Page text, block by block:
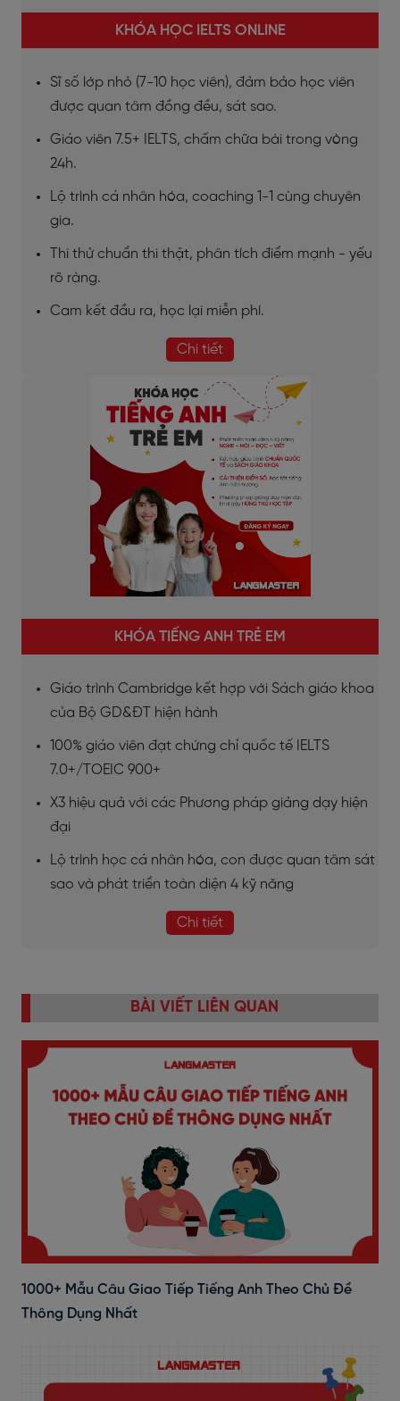
KHÓA HỌC IELTS ONLINE
Sĩ số lớp nhỏ (7-10 học viên), đảm bảo học viên
được quan tâm đồng đều, sát sao.
Giáo viên 7.5+ IELTS, chấm chữa bài trong vòng
24h.
Lộ trình cá nhân hóa, coaching 1-1 cùng chuyên
gia.
Thi thử chuẩn thi thật, phân tích điểm mạnh - yếu
rõ ràng.
Cam kết đầu ra, học lại miễn phí.
Chi tiết
KHÓA TIẾNG ANH TRẺ EM
Giáo trình Cambridge kết hợp với Sách giáo khoa
của Bộ GD&ĐT hiện hành
100% giáo viên đạt chứng chỉ quốc tế IELTS
7.0+/TOEIC 900+
X3 hiệu quả với các Phương pháp giảng dạy hiện
đại
Lộ trình học cá nhân hóa, con được quan tâm sát
sao và phát triển toàn diện 4 kỹ năng
Chi tiết
BÀI VIẾT LIÊN QUAN
1000+ Mẫu Câu Giao Tiếp Tiếng Anh Theo Chủ Đề
Thông Dụng Nhất